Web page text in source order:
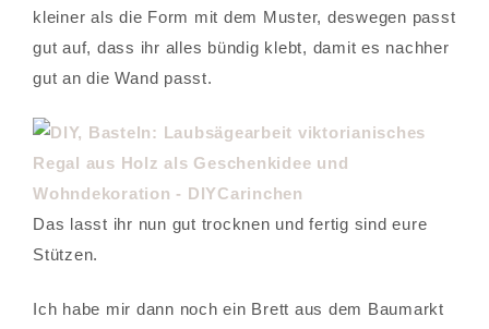
kleiner als die Form mit dem Muster, deswegen passt
gut auf, dass ihr alles bündig klebt, damit es nachher
gut an die Wand passt.
Das lasst ihr nun gut trocknen und fertig sind eure
Stützen.
Ich habe mir dann noch ein Brett aus dem Baumarkt